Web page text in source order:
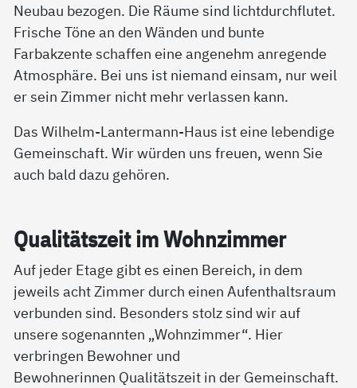
Neubau bezogen. Die Räume sind lichtdurchflutet.
Frische Töne an den Wänden und bunte
Farbakzente schaffen eine angenehm anregende
Atmosphäre. Bei uns ist niemand einsam, nur weil
er sein Zimmer nicht mehr verlassen kann.
Das Wilhelm-Lantermann-Haus ist eine lebendige
Gemeinschaft. Wir würden uns freuen, wenn Sie
auch bald dazu gehören.
Qua­li­täts­zeit im Wohn­zim­mer
Auf jeder Etage gibt es einen Bereich, in dem
jeweils acht Zimmer durch einen Aufenthaltsraum
verbunden sind. Besonders stolz sind wir auf
unsere sogenannten „Wohnzimmer“. Hier
verbringen Bewohner und
Bewohnerinnen Qualitätszeit in der Gemeinschaft.